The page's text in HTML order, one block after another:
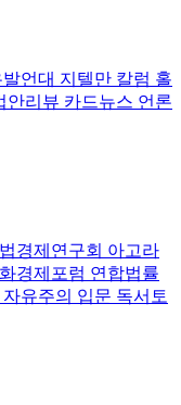
언대 지텔만 칼럼 홀
안리뷰 카드뉴스 언론
법경제연구회 아고라
경제포럼 연합법률
자유주의 입문 독서토